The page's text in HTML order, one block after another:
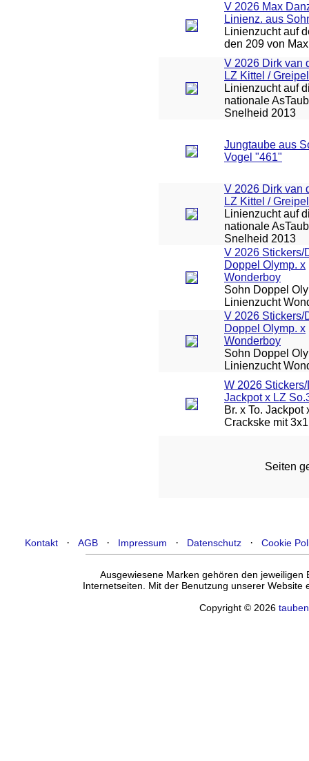
V 2026 Max
Linienz. aus
Linienzucht auf
den 209 von
V 2026 Dirk van
LZ Kittel / Greipel
Linienzucht auf
nationale
Snelheid 2013
Jungtaube aus
Vogel "461"
V 2026 Dirk van
LZ Kittel / Greipel
Linienzucht auf
nationale
Snelheid 2013
V 2026 Stickers/
Doppel Olymp. x
Wonderboy
Sohn Doppel
Linienzucht
V 2026 Stickers/
Doppel Olymp. x
Wonderboy
Sohn Doppel
Linienzucht
W 2026
Jackpot x LZ
Br. x To. Jackpot
Crackske mit
Seiten
Kontakt· AGB· Impressum · Datenschutz· Cookie
Ausgewiesene Marken gehören den
Internetseiten. Mit der Benutzung unserer Website
Copyright © 2026